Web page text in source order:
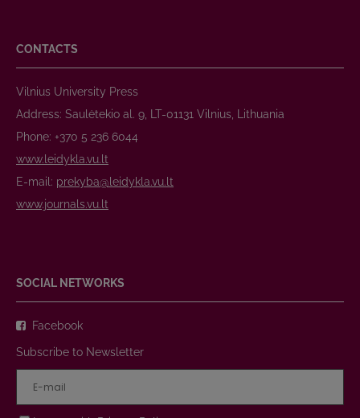
CONTACTS
Vilnius University Press
Address: Saulėtekio al. 9, LT-01131 Vilnius, Lithuania
Phone: +370 5 236 6044
www.leidykla.vu.lt
E-mail: prekyba@leidykla.vu.lt
www.journals.vu.lt
SOCIAL NETWORKS
Facebook
Subscribe to Newsletter